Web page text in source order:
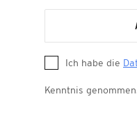
Ich habe die
Kenntnis